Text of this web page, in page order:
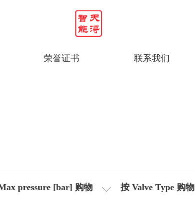
荣誉证书 联系我们
pressure [bar] 购物 按 Valve Type 购物